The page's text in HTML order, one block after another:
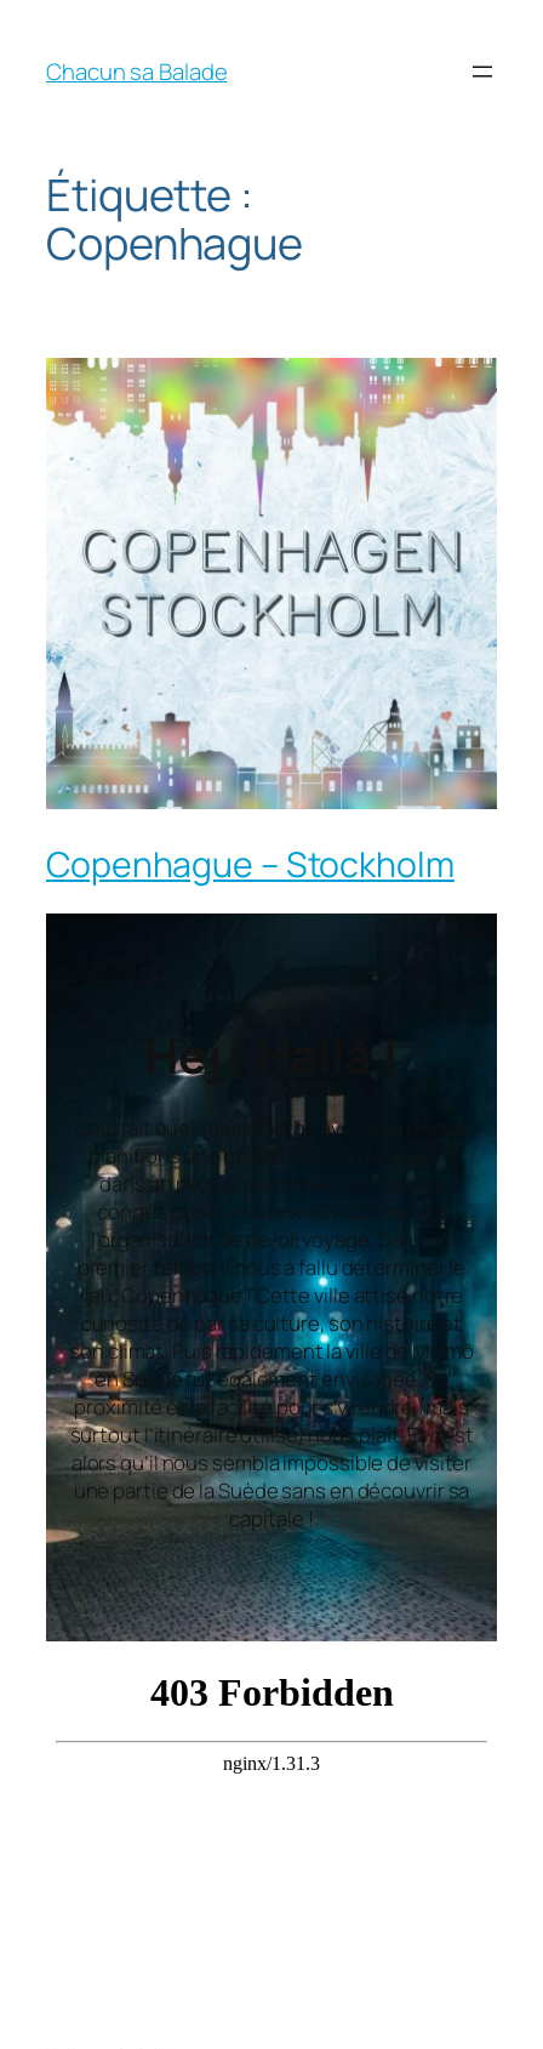
Chacun sa Balade
Étiquette :
Copenhague
Copenhague – Stockholm
Hej ! Hallå !
Cela fait quelques mois qu’avec Laure nous
planifions une balade de quelques jours
dans un pays scandinave. Une fois les
congés posés, nous voici à bûcher sur
l’organisation de ce joli voyage. Dans un
premier temps, il nous a fallu déterminer le
lieu. Copenhague ! Cette ville attise notre
curiosité de par sa culture, son histoire et
son climat. Puis rapidement la ville de Malmö
en Suède fut également envisagée. Sa
proximité et la facilité pour s’y rendre (mais
surtout l’itinéraire utilisé) nous plaît. Et c’est
alors qu’il nous sembla impossible de visiter
une partie de la Suède sans en découvrir sa
capitale !